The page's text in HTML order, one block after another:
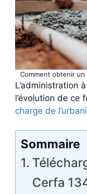
Comment obtenir un
L’administration
l’évolution de ce
charge de
Sommaire
Cerfa